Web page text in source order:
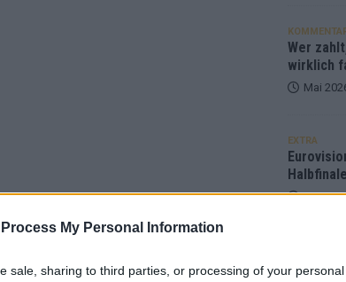
Process My Personal Information
sale, sharing to third parties, or processing of your
Wer
wirklich
Mai
EXTRA
Mai